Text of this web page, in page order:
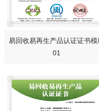
易回收易再生产品认证证书模
01